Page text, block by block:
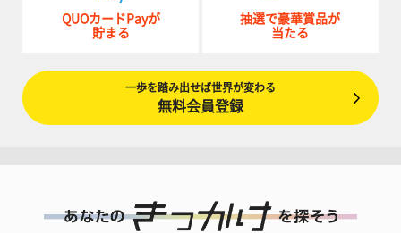
QUOカードPayが
貯まる
抽選で豪華賞品が
当たる
一歩を踏み出せば世界が変わる
無料会員登録